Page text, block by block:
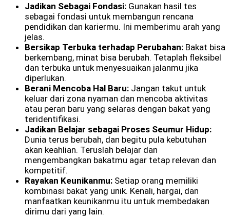
Jadikan Sebagai Fondasi: Gunakan hasil tes
sebagai fondasi untuk membangun rencana
pendidikan dan kariermu. Ini memberimu arah yang
jelas.
Bersikap Terbuka terhadap Perubahan: Bakat bisa
berkembang, minat bisa berubah. Tetaplah fleksibel
dan terbuka untuk menyesuaikan jalanmu jika
diperlukan.
Berani Mencoba Hal Baru: Jangan takut untuk
keluar dari zona nyaman dan mencoba aktivitas
atau peran baru yang selaras dengan bakat yang
teridentifikasi.
Jadikan Belajar sebagai Proses Seumur Hidup:
Dunia terus berubah, dan begitu pula kebutuhan
akan keahlian. Teruslah belajar dan
mengembangkan bakatmu agar tetap relevan dan
kompetitif.
Rayakan Keunikanmu: Setiap orang memiliki
kombinasi bakat yang unik. Kenali, hargai, dan
manfaatkan keunikanmu itu untuk membedakan
dirimu dari yang lain.